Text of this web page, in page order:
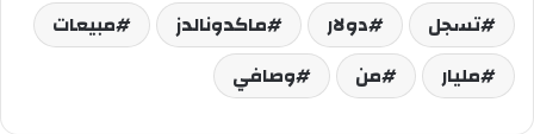
تسجل
دولار ماكدونالدز
مبيعات
مليار
من وصافي